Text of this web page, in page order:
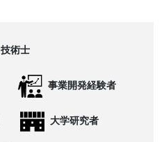
CONTACT
技術士
事業開発経験者
大学研究者